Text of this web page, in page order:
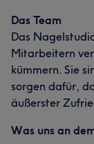
Das Team
Das
Mitarbeitern
kümmern. Sie
sorgen dafür,
äußerster
Was uns an